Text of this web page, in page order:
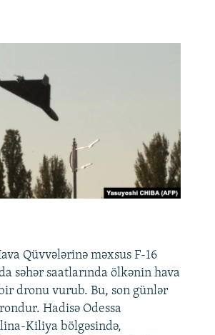
Qüvvələrinə məxsus F-16
səhər saatlarında ölkənin hava
dronu vurub. Bu, son günlər
Hadisə Odessa
Kiliya bölgəsində,